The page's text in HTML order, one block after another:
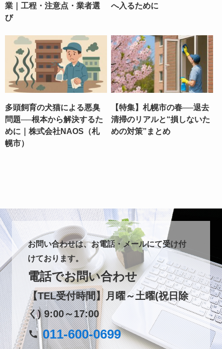
業｜工程・注意点・業者選
び
へ入るために
多頭飼育の犬猫による悪臭
問題──根本から解決するた
めに｜株式会社NAOS（札
幌市）
【特集】札幌市の春──退去
清掃のリアルと“損しないた
めの対策”まとめ
お問い合わせは、お電話・メールにて受け付
けております。
電話でお問い合わせ
【TEL受付時間】月曜～土曜(祝日除
く)9:00～17:00
011-600-0699